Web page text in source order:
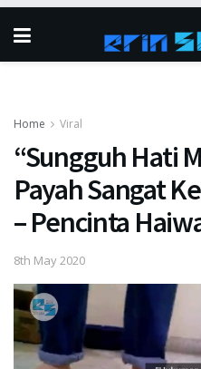
Home Viral
“Sungguh Hati
Payah Sangat
– Pencinta
8th May 2020